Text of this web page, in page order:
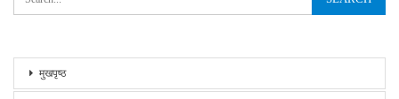
मुखपृष्ठ